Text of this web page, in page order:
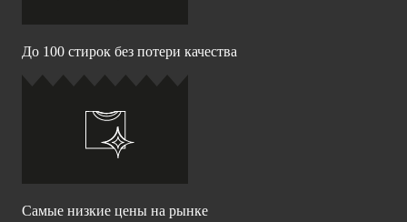
До 100 стирок без потери качества
Самые низкие цены на рынке